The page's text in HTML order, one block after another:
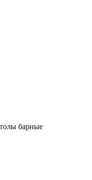
барные